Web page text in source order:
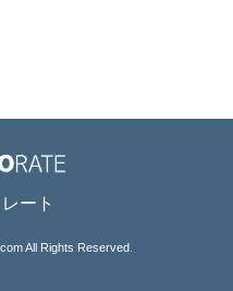
ート
All Rights Reserved.